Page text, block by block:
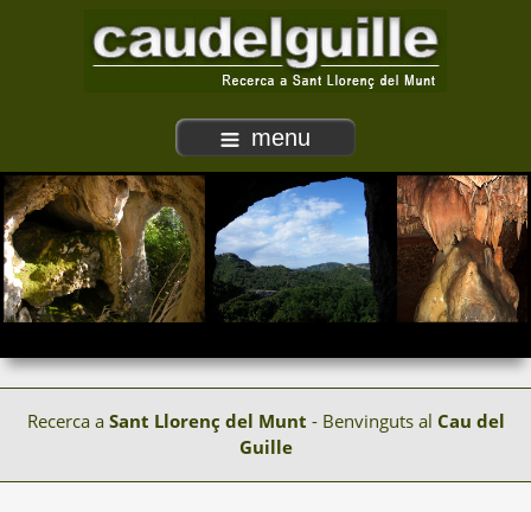
menu
Recerca a Sant Llorenç del Munt - Benvinguts al Cau del
Guille